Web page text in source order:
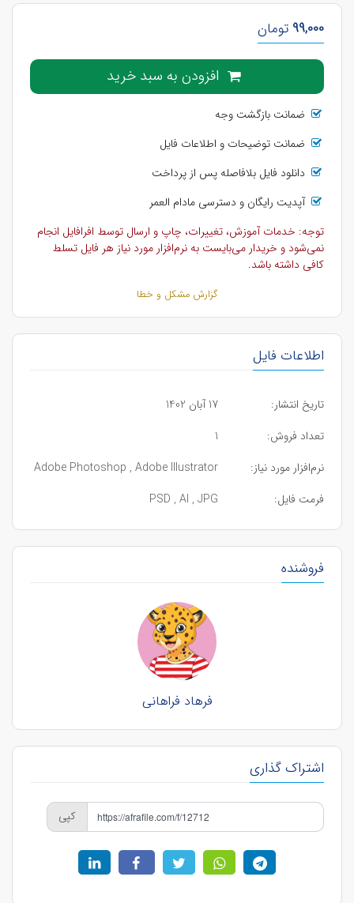
99,000 تومان
افزودن به سبد خرید
ضمانت بازگشت وجه
ضمانت توضیحات و اطلاعات فایل
دانلود فایل بلافاصله پس از پرداخت
آپدیت رایگان و دسترسی مادام العمر
توجه: خدمات آموزش، تغییرات، چاپ و ارسال توسط افرافایل انجام
نمی‌شود و خریدار می‌بایست به نرم‌افزار مورد نیاز هر فایل تسلط
کافی داشته باشد.
گزارش مشکل و خطا
اطلاعات فایل
تاریخ انتشار:
17 آبان 1402
تعداد فروش:
1
نرم‌افزار مورد نیاز:
Adobe Photoshop , Adobe Illustrator
فرمت فایل:
PSD , AI , JPG
فروشنده
فرهاد فراهانی
اشتراک گذاری
کپی